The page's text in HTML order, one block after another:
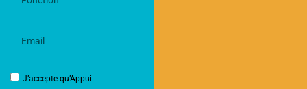
J’accepte qu’Appui